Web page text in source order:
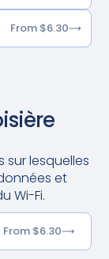
From $6.30
sur lesquelles
et
Wi-Fi.
From $6.30